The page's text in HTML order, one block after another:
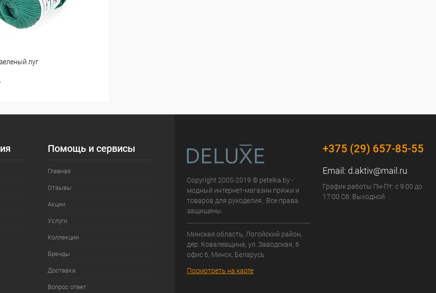
луг
Помощь и сервисы
Главная
Отзывы
Акции
Услуги
Коллекции
Бренды
Доставка
Вопрос ответ
Copyright 2005-2019 © petelka.by -
модный интернет-магазин пряжи и
товаров для рукоделия.. Все права
защищены.
Минская область, Логойский район,
дер. Ковалевщина, ул. Заводская, 6
офис 6, Минск, Беларусь
Посмотреть на карте
+375 (29) 657-85-55
Email: d.aktiv@mail.ru
График работы Пн-Пт: с 9:00 до
17:00 Сб: Выходной